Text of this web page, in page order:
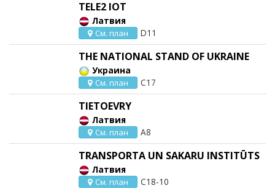
TELE2 IOT
Латвия
См. план D11
THE NATIONAL STAND OF UKRAINE
Украина
См. план C17
TIETOEVRY
Латвия
См. план A8
TRANSPORTA UN SAKARU INSTITŪTS
Латвия
См. план C18-10